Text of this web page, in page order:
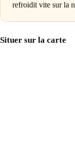
refroidit vite sur la
Situer sur la carte